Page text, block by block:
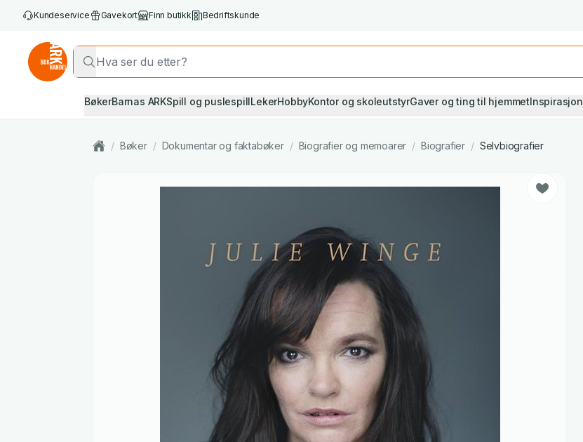
Kundeservice Gavekort Finn butikk Bedriftskunde
BøkerBarnas ARKSpill og puslespillLekerHobbyKontor og skoleutstyrGaver og ting til hjemmetInspirasjon
/ Bøker / Dokumentar og faktabøker / Biografier og memoarer / Biografier / Selvbiografier